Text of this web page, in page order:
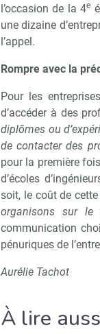
l’occasion de la 4e
une dizaine
l’appel.
Rompre avec la
Pour les
d’accéder à des
diplômes ou
de contacter des
pour la première
d’écoles
soit, le coût de
organisons sur le
communication
pénuriques de
Aurélie Tachot
À lire